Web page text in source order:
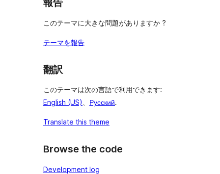
報告
このテーマに大きな問題がありますか ?
テーマを報告
翻訳
このテーマは次の言語で利用できます:
English (US)、 Русский.
Translate this theme
Browse the code
Development log